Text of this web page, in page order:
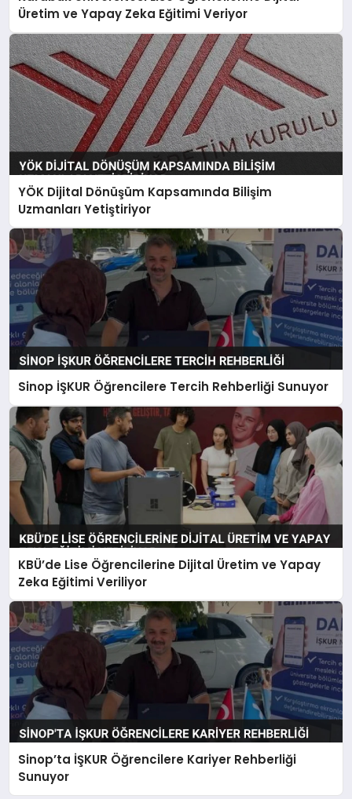
Üretim ve Yapay Zeka Eğitimi Veriyor
YÖK Dijital Dönüşüm Kapsamında Bilişim
Uzmanları Yetiştiriyor
Sinop İŞKUR Öğrencilere Tercih Rehberliği Sunuyor
KBÜ’de Lise Öğrencilerine Dijital Üretim ve Yapay
Zeka Eğitimi Veriliyor
Sinop’ta İŞKUR Öğrencilere Kariyer Rehberliği
Sunuyor